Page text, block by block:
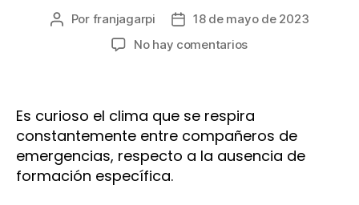
Autor
Por franjagarpi
Fecha18 de mayo de 2023
No hay comentariosen
conocimiento
o
formación
Es curioso el clima que se respira
constantemente entre compañeros de
emergencias, respecto a la ausencia de
formación específica.